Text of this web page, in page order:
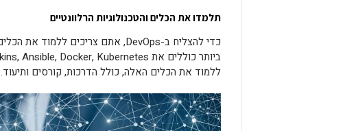
תלמדו את הכלים והטכנולוגיות הרלוונטיים
ללמוד את הכלים האלה, כולל הדרכות, קורסים ותיעוד.